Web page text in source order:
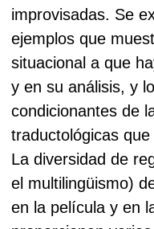
improvisadas. Se
ejemplos que
situacional a que
y en su análisis, y
condicionantes de
traductológicas
La diversidad de
el multilingüismo)
en la película y en